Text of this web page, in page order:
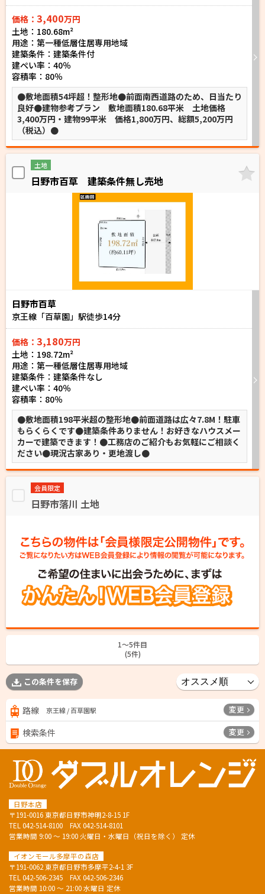
価格： 3,400万円
土地：180.68m²
用途：第一種低層住居専用地域
建築条件： 建築条件付
建ぺい率：40％
容積率：80％
●敷地面積54坪超！整形地●前面南西道路のため、日当たり
良好●建物参考プラン 敷地面積180.68平米 土地価格
3,400万円・建物99平米 価格1,800万円、総額5,200万円
（税込）●
土地
日野市百草 建築条件無し売地
日野市百草
京王線「百草園」駅徒歩14分
価格： 3,180万円
土地：198.72m²
用途：第一種低層住居専用地域
建築条件： 建築条件なし
建ぺい率：40％
容積率：80％
●敷地面積198平米超の整形地●前面道路は広々7.8M！駐車
もらくらくです●建築条件ありません！お好きなハウスメー
カーで建築できます！●工務店のご紹介もお気軽にご相談く
ださい●現況古家あり・更地渡し●
会員限定
日野市落川 土地
1〜5件目
(5件)
この条件を保存
路線 京王線 / 百草園駅 変更
検索条件 変更
日野本店
〒191-0016 東京都日野市神明2-8-15 1F
TEL042-514-8100 FAX 042-514-8101
営業時間 9:00 ～ 19:00 火曜日・水曜日（祝日を除く） 定休
イオンモール多摩平の森店
〒191-0062 東京都日野市多摩平2-4-1 3F
TEL042-506-2345 FAX 042-506-2346
営業時間 10:00 ～ 21:00 水曜日 定休